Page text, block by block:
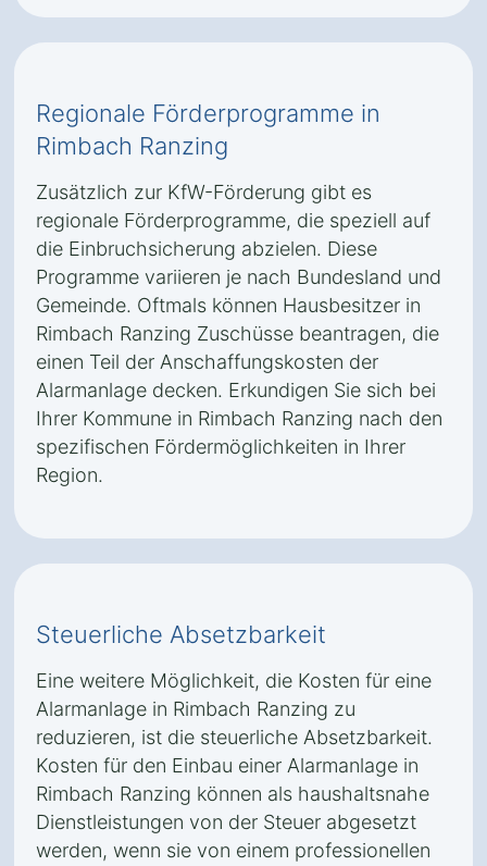
Regionale Förderprogramme in
Rimbach Ranzing
Zusätzlich zur KfW-Förderung gibt es
regionale Förderprogramme, die speziell auf
die Einbruchsicherung abzielen. Diese
Programme variieren je nach Bundesland und
Gemeinde. Oftmals können Hausbesitzer in
Rimbach Ranzing Zuschüsse beantragen, die
einen Teil der Anschaffungskosten der
Alarmanlage decken. Erkundigen Sie sich bei
Ihrer Kommune in Rimbach Ranzing nach den
spezifischen Fördermöglichkeiten in Ihrer
Region.
Steuerliche Absetzbarkeit
Eine weitere Möglichkeit, die Kosten für eine
Alarmanlage in Rimbach Ranzing zu
reduzieren, ist die steuerliche Absetzbarkeit.
Kosten für den Einbau einer Alarmanlage in
Rimbach Ranzing können als haushaltsnahe
Dienstleistungen von der Steuer abgesetzt
werden, wenn sie von einem professionellen